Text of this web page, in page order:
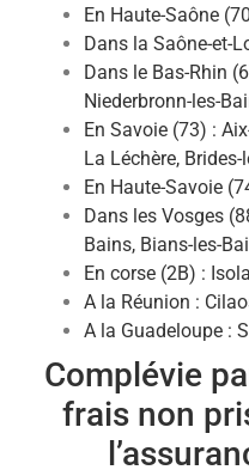
En Haute-Saône
Dans la Saône-et-
Dans le Bas-Rhin
Niederbronn-les-
En Savoie (73) :
La Léchère,
En Haute-Savoie
Dans les Vosges
Bains, Bians-les-
En corse (2B) :
A la Réunion :
A la Guadeloupe :
Complévie
frais non